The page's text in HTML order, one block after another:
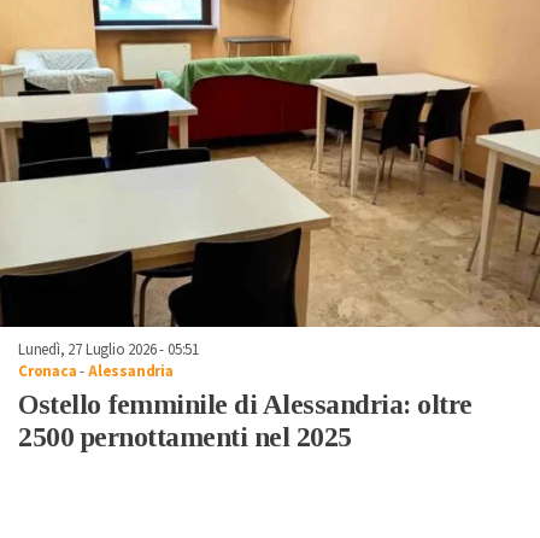
Lunedì, 27 Luglio 2026 - 05:51
Cronaca-Alessandria
Ostello femminile di Alessandria: oltre
2500 pernottamenti nel 2025